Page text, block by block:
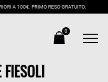
A 100€. PRIMO RESO GRATUITO.
0